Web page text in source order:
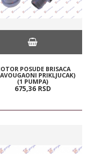
POSUDE BRISACA
PRIKLJUCAK)
(1 PUMPA)
675,36 RSD